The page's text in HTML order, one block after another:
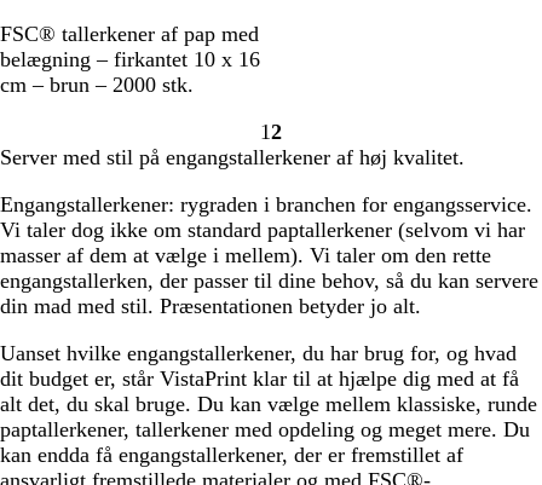
B
r
u
FSC® tallerkener af pap med
belægning – firkantet 10 x 16
cm – brun – 2000 stk.
Gå
til
side
1 Gå
til
side
2
Server med stil på engangstallerkener af høj kvalitet.
Engangstallerkener: rygraden i branchen for engangsservice.
Vi taler dog ikke om standard paptallerkener (selvom vi har
masser af dem at vælge i mellem). Vi taler om den rette
engangstallerken, der passer til dine behov, så du kan servere
din mad med stil. Præsentationen betyder jo alt.
Uanset hvilke engangstallerkener, du har brug for, og hvad
dit budget er, står VistaPrint klar til at hjælpe dig med at få
alt det, du skal bruge. Du kan vælge mellem klassiske, runde
paptallerkener, tallerkener med opdeling og meget mere. Du
kan endda få engangstallerkener, der er fremstillet af
ansvarligt fremstillede materialer og med FSC®-